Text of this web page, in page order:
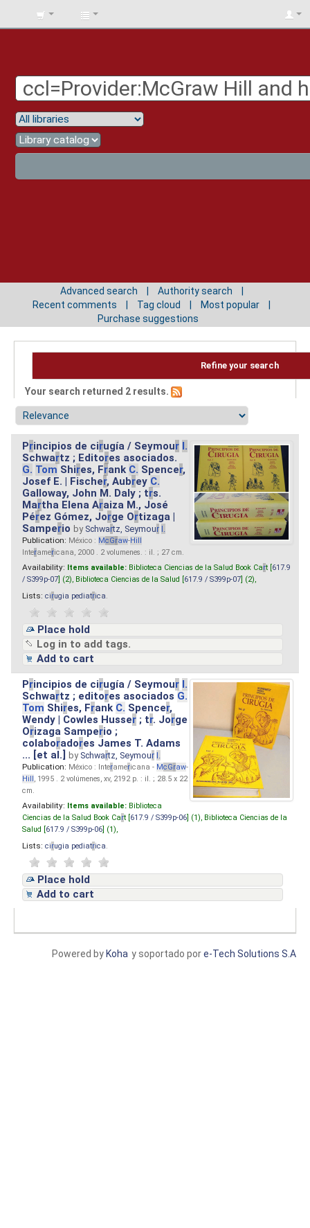
BIBLIOTECA
Advanced search
Authority search
Recent comments
Tag cloud
Most popular
Purchase suggestions
Refine your search
Your search returned 2 results.
Principios de cirugía / Seymour I.
Schwartz ; Editores asociados.
G. Tom Shires, Frank C. Spencer,
Josef E. | Fischer, Aubrey C.
Galloway, John M. Daly ; trs.
Martha Elena Araiza M., José
Pérez Gómez, Jorge Ortizaga |
Samperio by Schwartz, Seymour I.
Publication: México : McGraw-Hill
Interamericana, 2000 . 2 volumenes. : il. ; 27 cm.
Availability: Items available: Biblioteca Ciencias de la Salud Book Cart [ 617.9
/ S399p-07 ] (2), Biblioteca Ciencias de la Salud [ 617.9 / S399p-07 ] (2),
Lists: cirugia pediatrica
Place hold
Log in to add tags.
Add to cart
Principios de cirugía / Seymour I.
Schwartz ; editores asociados G.
Tom Shires, Frank C. Spencer,
Wendy | Cowles Husser ; tr. Jorge
Orizaga Samperio ;
colaboradores James T. Adams
... [et al.]by Schwartz, Seymour I.
Publication: México : Interamericana - McGraw-
Hill, 1995 . 2 volúmenes, xv, 2192 p. : il. ; 28.5 x 22
cm.
Availability: Items available: Biblioteca
Ciencias de la Salud Book Cart [ 617.9 / S399p-06 ] (1), Biblioteca Ciencias de la
Salud [ 617.9 / S399p-06 ] (1),
Lists: cirugia pediatrica
Place hold
Add to cart
y soportado pore-Tech Solutions S.A
Powered by Koha